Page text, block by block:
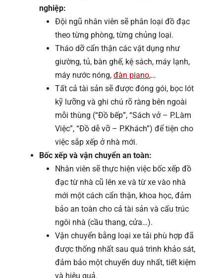
nghiệp:
Đội ngũ nhân viên sẽ phân loại đồ đạc
theo từng phòng, từng chủng loại.
Tháo dỡ cẩn thận các vật dụng như
giường, tủ, bàn ghế, kệ sách, máy lạnh,
máy nước nóng, đàn piano,…
Tất cả tài sản sẽ được đóng gói, bọc lót
kỹ lưỡng và ghi chú rõ ràng bên ngoài
mỗi thùng (“Đồ bếp”, “Sách vở – P.Làm
Việc”, “Đồ dễ vỡ – P.Khách”) để tiện cho
việc sắp xếp ở nhà mới.
Bốc xếp và vận chuyển an toàn:
Nhân viên sẽ thực hiện việc bốc xếp đồ
đạc từ nhà cũ lên xe và từ xe vào nhà
mới một cách cẩn thận, khoa học, đảm
bảo an toàn cho cả tài sản và cấu trúc
ngôi nhà (cầu thang, cửa…).
Vận chuyển bằng loại xe tải phù hợp đã
được thống nhất sau quá trình khảo sát,
đảm bảo một chuyến duy nhất, tiết kiệm
và hiệu quả.